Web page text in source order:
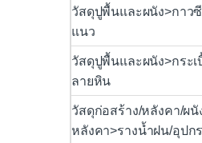
วัสดุปูพื้นและผนัง>กาว
แนว
วัสดุปูพื้นและผนัง>กระ
ลายหิน
วัสดุก่อสร้าง/หลังคา/ผ
หลังคา>รางน้ำฝน/อุปก